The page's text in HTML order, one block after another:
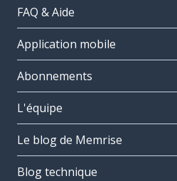
FAQ & Aide
Application mobile
Abonnements
L'équipe
Le blog de Memrise
Blog technique